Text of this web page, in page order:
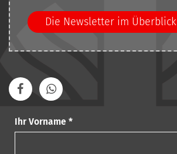
Ihr Vorname *
Die Newsletter im Überblick